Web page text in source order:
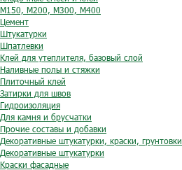
М150, М200, М300, М400
Цемент
Штукатурки
Шпатлевки
Клей для утеплителя, базовый слой
Наливные полы и стяжки
Плиточный клей
Затирки для швов
Гидроизоляция
Для камня и брусчатки
Прочие составы и добавки
Декоративные штукатурки, краски, грунтовки
Декоративные штукатурки
Краски фасадные